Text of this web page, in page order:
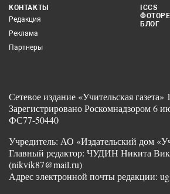
КОНТАКТЫ
Редакция
Реклама
Партнеры
ICCS
БЛОГ
Сетевое издание «Учительская газета»
Зарегистрировано Роскомнадзором 6
ФС77-50440
Учредитель: АО «Издательский дом
Главный редактор: ЧУДИН Никита
(nikvik87@mail.ru)
Адрес электронной почты редакции: